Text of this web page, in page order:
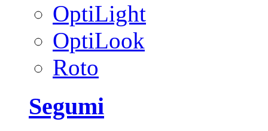
OptiLight
OptiLook
Roto
Segumi